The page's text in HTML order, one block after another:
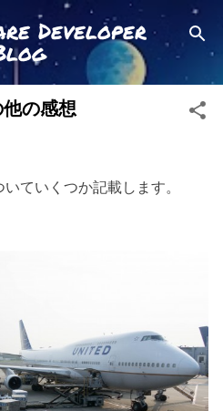
ン コンテンツに移動
Developer
の感想
ていくつか記載します。